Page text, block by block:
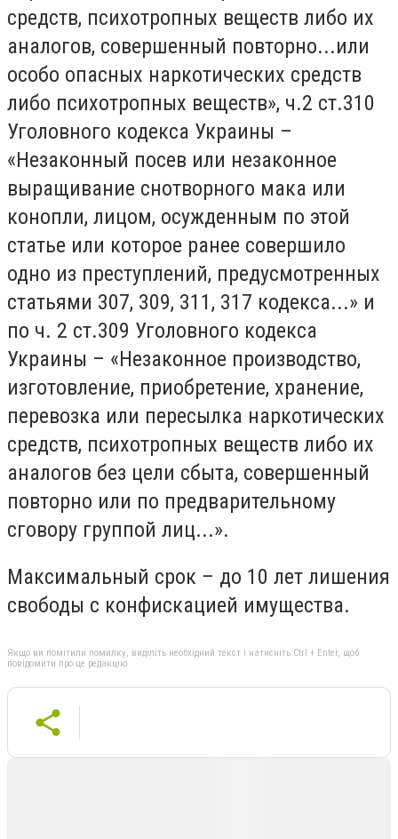
средств, психотропных веществ либо их
аналогов, совершенный повторно...или
особо опасных наркотических средств
либо психотропных веществ», ч.2 ст.310
Уголовного кодекса Украины –
«Незаконный посев или незаконное
выращивание снотворного мака или
конопли, лицом, осужденным по этой
статье или которое ранее совершило
одно из преступлений, предусмотренных
статьями 307, 309, 311, 317 кодекса...» и
по ч. 2 ст.309 Уголовного кодекса
Украины – «Незаконное производство,
изготовление, приобретение, хранение,
перевозка или пересылка наркотических
средств, психотропных веществ либо их
аналогов без цели сбыта, совершенный
повторно или по предварительному
сговору группой лиц...».
Максимальный срок – до 10 лет лишения
свободы с конфискацией имущества.
Якщо ви помітили помилку, виділіть необхідний текст і натисніть Ctrl + Enter, щоб
повідомити про це редакцію